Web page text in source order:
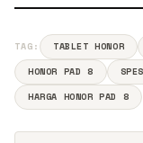
TAG: TABLET HONOR
HONOR PAD 8
HARGA HONOR PAD 8